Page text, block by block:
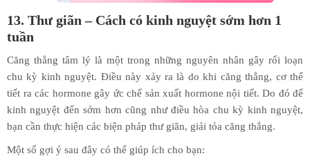
13. Thư giãn – Cách có kinh nguyệt sớm hơn 1
tuần
Căng thẳng tâm lý là một trong những nguyên nhân gây rối loạn
chu kỳ kinh nguyệt. Điều này xảy ra là do khi căng thẳng, cơ thể
tiết ra các hormone gây ức chế sản xuất hormone nội tiết. Do đó để
kinh nguyệt đến sớm hơn cũng như điều hòa chu kỳ kinh nguyệt,
bạn cần thực hiện các biện pháp thư giãn, giải tỏa căng thẳng.
Một số gợi ý sau đây có thể giúp ích cho bạn: